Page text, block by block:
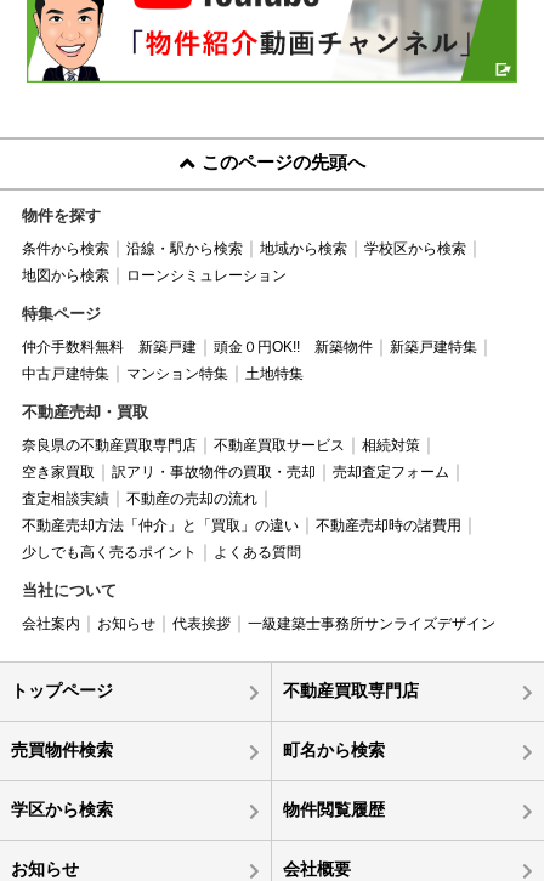
このページの先頭へ
物件を探す
条件から検索 沿線・駅から検索 地域から検索
学校区から検索
地図から検索
ローンシミュレーション
特集ページ
仲介手数料無料 新築戸建 頭金０円OK!! 新築物件
新築戸建特集
中古戸建特集
マンション特集 土地特集
不動産売却・買取
奈良県の不動産買取専門店 不動産買取サービス
相続対策
空き家買取
訳アリ・事故物件の買取・売却
売却査定フォーム
査定相談実績
不動産の売却の流れ
不動産売却方法「仲介」と「買取」の違い
不動産売却時の諸費用
少しでも高く売るポイント
よくある質問
当社について
会社案内 お知らせ 代表挨拶 一級建築士事務所サンライズデザイン
トップページ 不動産買取専門店
売買物件検索 町名から検索
学区から検索 物件閲覧履歴
お知らせ 会社概要